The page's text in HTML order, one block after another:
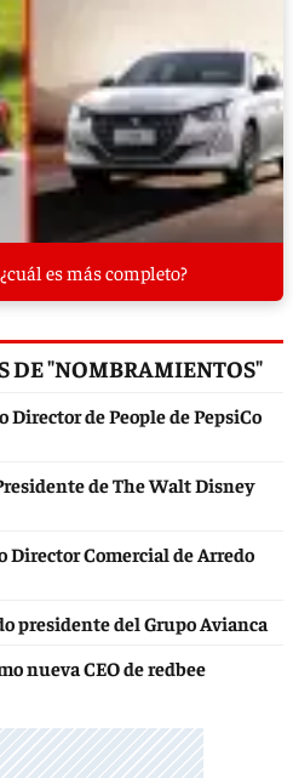
es más completo?
DE "NOMBRAMIENTOS"
de People de PepsiCo
de The Walt Disney
Comercial de Arredo
presidente del Grupo Avianca
nueva CEO de redbee